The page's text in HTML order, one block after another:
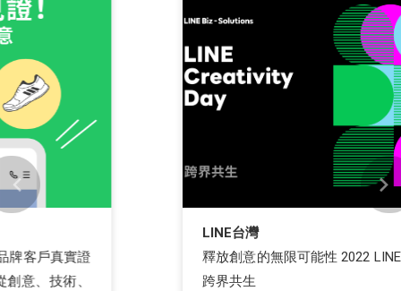
釋放創意的無限可能性 2022 LINE Creativity Day：
跨界共生